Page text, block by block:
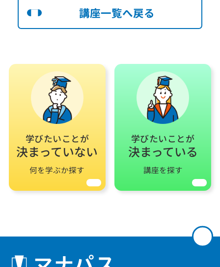
講座一覧へ戻る
学びたいことが
決まっていない
何を学ぶか探す
学びたいことが
決まっている
講座を探す